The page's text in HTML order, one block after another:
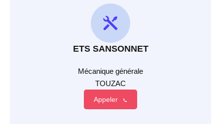
ETS SANSONNET
Mécanique générale
TOUZAC
Appeler